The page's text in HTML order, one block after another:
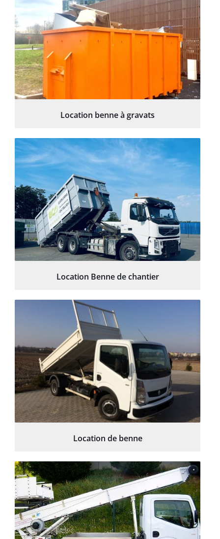
Location benne à gravats
Location Benne de chantier
Location de benne